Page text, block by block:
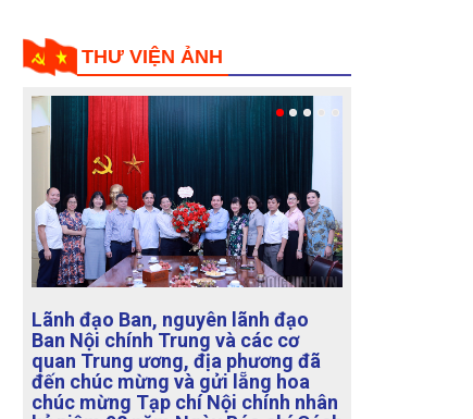
THƯ VIỆN ẢNH
Lãnh đạo Ban Nội chính Trung
ương chúc mừng các cơ quan báo
chí dịp kỷ niệm 98 năm Ngày Báo
chí Cách mạng Việt Nam
(21/6/1925-21/6/2023)